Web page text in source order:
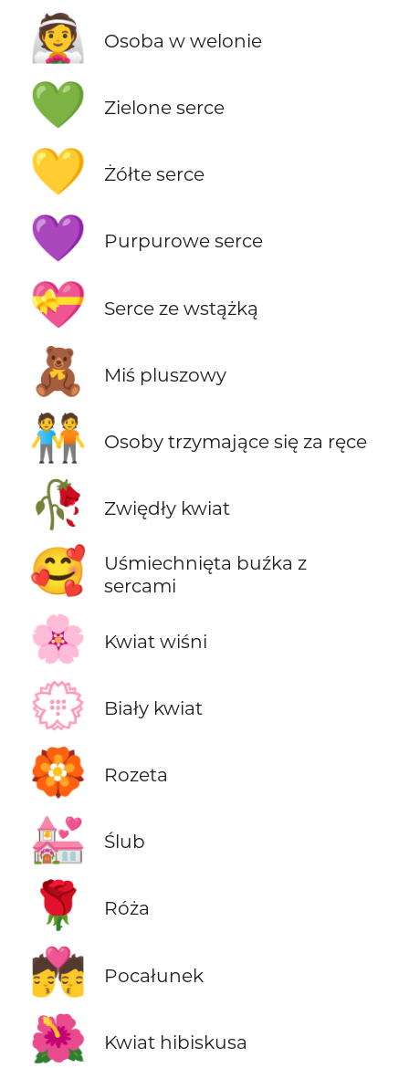
👰 Osoba w welonie
💚 Zielone serce
💛 Żółte serce
💜 Purpurowe serce
💝 Serce ze wstążką
🧸 Miś pluszowy
🧑‍🤝‍🧑 Osoby trzymające się za ręce
🥀 Zwiędły kwiat
🥰
Uśmiechnięta buźka z
sercami
🌸 Kwiat wiśni
💮 Biały kwiat
🏵️ Rozeta
💒 Ślub
🌹 Róża
💏 Pocałunek
🌺 Kwiat hibiskusa